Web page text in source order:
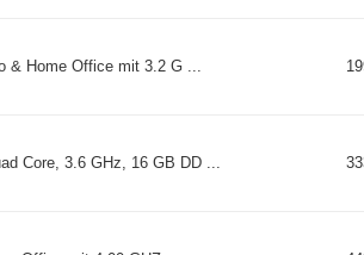
& Home Office mit 3.2 G ...
Core, 3.6 GHz, 16 GB DD ...